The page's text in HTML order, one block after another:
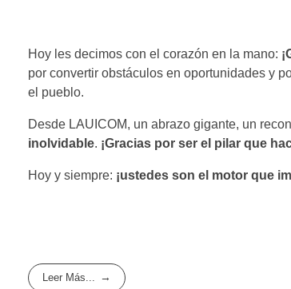
Hoy les decimos con el corazón en la mano:
por convertir obstáculos en oportunidades y
el pueblo.
Desde LAUICOM, un abrazo gigante, un
inolvidable. ¡Gracias por ser el pilar que
Hoy y siempre: ¡ustedes son el motor que
Leer Más...